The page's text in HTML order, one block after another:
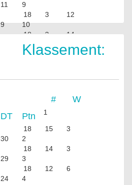
11
9
18 3
12
9
10
18 3
14
Klassement:
#
W
DT Ptn 1
18 15
3
30
2
18 14
3
29
3
18 12
6
24
4